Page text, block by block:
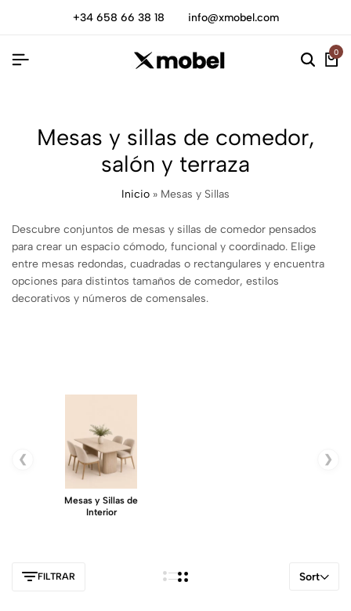
+34 658 66 38 18 info@xmobel.com
0
Mesas y sillas de comedor,
salón y terraza
Inicio » Mesas y Sillas
Descubre conjuntos de mesas y sillas de comedor pensados
para crear un espacio cómodo, funcional y coordinado. Elige
entre mesas redondas, cuadradas o rectangulares y encuentra
opciones para distintos tamaños de comedor, estilos
decorativos y números de comensales.
❮
Mesas y Sillas de
Interior
❯
FILTRAR Sort